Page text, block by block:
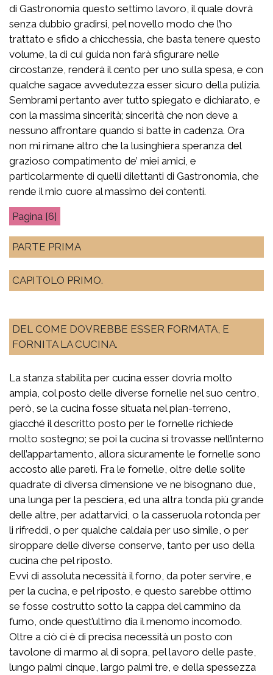
di Gastronomia questo settimo lavoro, il quale dovrà
senza dubbio gradirsi, pel novello modo che l’ho
trattato e sfido a chicchessia, che basta tenere questo
volume, la di cui guida non farà sfigurare nelle
circostanze, renderà il cento per uno sulla spesa, e con
qualche sagace avvedutezza esser sicuro della pulizia.
Sembrami pertanto aver tutto spiegato e dichiarato, e
con la massima sincerità; sincerità che non deve a
nessuno affrontare quando si batte in cadenza. Ora
non mi rimane altro che la lusinghiera speranza del
grazioso compatimento de’ miei amici, e
particolarmente di quelli dilettanti di Gastronomia, che
rende il mio cuore al massimo dei contenti.
[6]
PARTE PRIMA
CAPITOLO PRIMO.
DEL COME DOVREBBE ESSER FORMATA, E
FORNITA LA CUCINA.
La stanza stabilita per cucina esser dovria molto
ampia, col posto delle diverse fornelle nel suo centro,
però, se la cucina fosse situata nel pian-terreno,
giacché il descritto posto per le fornelle richiede
molto sostegno; se poi la cucina si trovasse nell’interno
dell’appartamento, allora sicuramente le fornelle sono
accosto alle pareti. Fra le fornelle, oltre delle solite
quadrate di diversa dimensione ve ne bisognano due,
una lunga per la pesciera, ed una altra tonda più grande
delle altre, per adattarvici, o la casseruola rotonda per
li rifreddi, o per qualche caldaia per uso simile, o per
siroppare delle diverse conserve, tanto per uso della
cucina che pel riposto.
Evvi di assoluta necessità il forno, da poter servire, e
per la cucina, e pel riposto, e questo sarebbe ottimo
se fosse costrutto sotto la cappa del cammino da
fumo, onde quest’ultimo dia il menomo incomodo.
Oltre a ciò ci è di precisa necessità un posto con
tavolone di marmo al di sopra, pel lavoro delle paste,
lungo palmi cinque, largo palmi tre, e della spessezza